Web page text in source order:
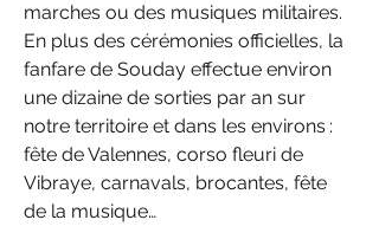
marches ou des musiques militaires.
En plus des cérémonies officielles, la
fanfare de Souday effectue environ
une dizaine de sorties par an sur
notre territoire et dans les environs :
fête de Valennes, corso fleuri de
Vibraye, carnavals, brocantes, fête
de la musique…